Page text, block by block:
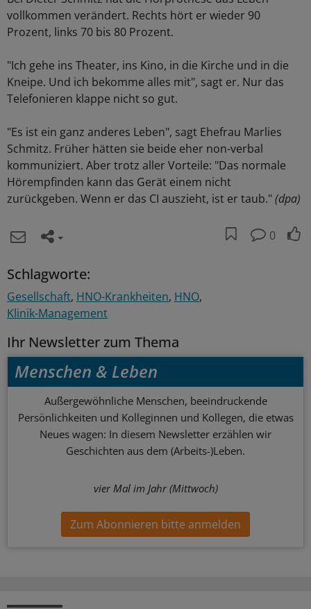
vollkommen verändert. Rechts hört er wieder 90
Prozent, links 70 bis 80 Prozent.
"Ich gehe ins Theater, ins Kino, in die Kirche und in die
Kneipe. Und ich bekomme alles mit", sagt er. Nur das
Telefonieren klappe nicht so gut.
"Es ist ein ganz anderes Leben", sagt Ehefrau Marlies
Schmitz. Früher hätten sie beide eher non-verbal
kommuniziert. Aber trotz aller Vorteile: "Das normale
Hörempfinden kann das Gerät einem nicht
zurückgeben. Wenn er das CI auszieht, ist er taub."(dpa)
0
Schlagworte:
Gesellschaft HNO-Krankheiten HNO
Klinik-Management
Ihr Newsletter zum Thema
Menschen & Leben
Außergewöhnliche Menschen, beeindruckende
Persönlichkeiten und Kolleginnen und Kollegen, die etwas
Neues wagen: In diesem Newsletter erzählen wir
Geschichten aus dem (Arbeits-)Leben.
vier Mal im Jahr (Mittwoch)
Zum Abonnieren bitte anmelden